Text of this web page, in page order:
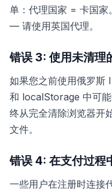
单：代理国家 = 卡国家
— 请使用英国代理。
错误 3: 使用未清理
如果您之前使用俄罗斯
和 localStorage 中可
终从完全清除浏览器开
文件。
错误 4: 在支付过程
一些用户在注册时连接